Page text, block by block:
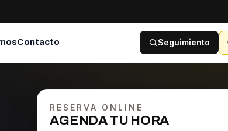
Contacto Seguimiento
RESERVA ONLINE
AGENDA TU HORA